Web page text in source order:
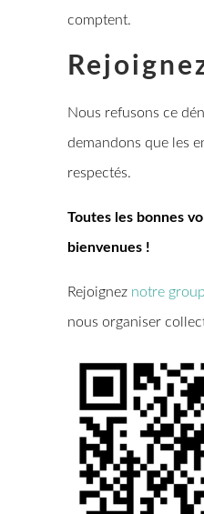
comptent.
Nous refusons ce
demandons que les
respectés.
Toutes les bonnes
bienvenues !
Rejoignez notre
nous organiser